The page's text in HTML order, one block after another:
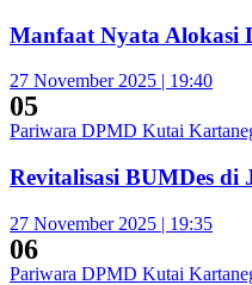
Manfaat Nyata Alokasi
27 November 2025 | 19:40
05
Pariwara DPMD Kutai
Revitalisasi BUMDes di
27 November 2025 | 19:35
06
Pariwara DPMD Kutai